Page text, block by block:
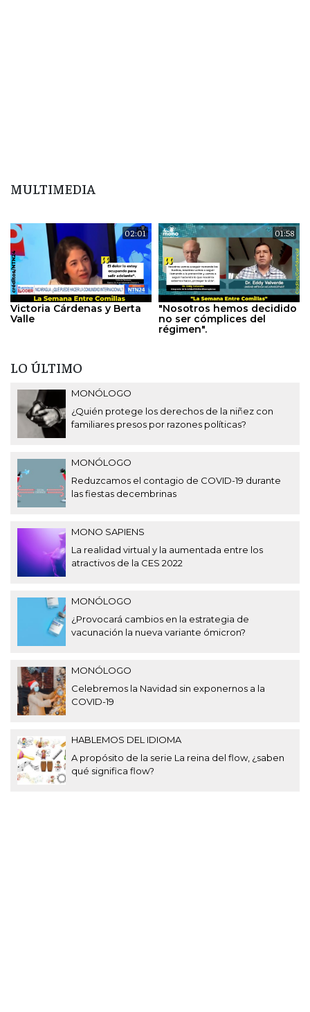
MULTIMEDIA
02:01
Victoria Cárdenas y Berta
Valle
01:58
"Nosotros hemos decidido
no ser cómplices del
régimen".
LO ÚLTIMO
MONÓLOGO
¿Quién protege los derechos de la niñez con
familiares presos por razones políticas?
MONÓLOGO
Reduzcamos el contagio de COVID-19 durante
las fiestas decembrinas
MONO SAPIENS
La realidad virtual y la aumentada entre los
atractivos de la CES 2022
MONÓLOGO
¿Provocará cambios en la estrategia de
vacunación la nueva variante ómicron?
MONÓLOGO
Celebremos la Navidad sin exponernos a la
COVID-19
HABLEMOS DEL IDIOMA
A propósito de la serie La reina del flow, ¿saben
qué significa flow?